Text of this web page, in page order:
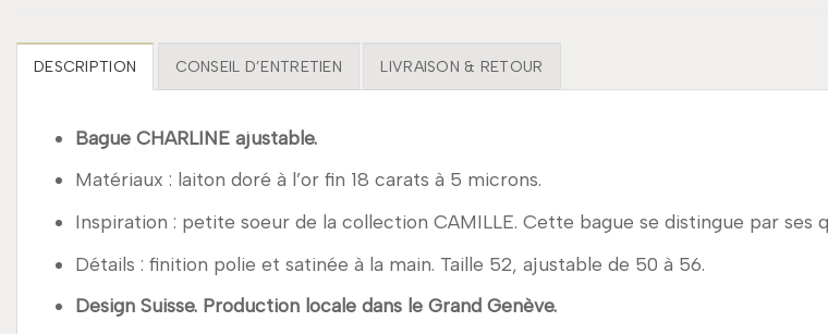
DESCRIPTION CONSEIL D’ENTRETIEN LIVRAISON & RETOUR
Bague CHARLINE ajustable.
Matériaux : laiton doré à l’or fin 18 carats à 5 microns.
Inspiration : petite soeur de la collection CAMILLE. Cette bague se distingue par ses
Détails : finition polie et satinée à la main. Taille 52, ajustable de 50 à 56.
Design Suisse. Production locale dans le Grand Genève.